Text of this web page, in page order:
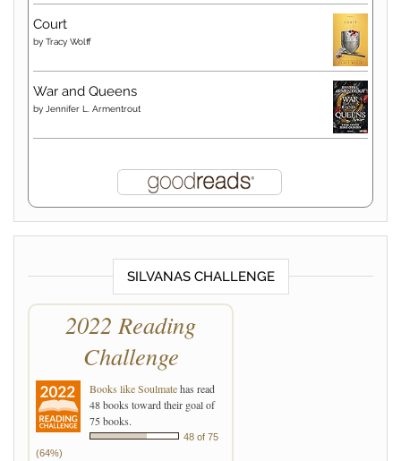
Court
by Tracy Wolff
War and Queens
by Jennifer L. Armentrout
SILVANAS CHALLENGE
2022 Reading
Challenge
Books like Soulmatehas read
48 books toward their goal of
75 books.
48 of 75
(64%)